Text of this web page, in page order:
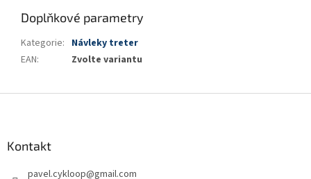
Doplňkové parametry
Kategorie: Návleky treter
EAN: Zvolte variantu
Kontakt
pavel.cykloop@gmail.com